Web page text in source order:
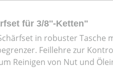
für 3/8''-Ketten"
in robuster Tasche
Feillehre zur
Reinigen von Nut und